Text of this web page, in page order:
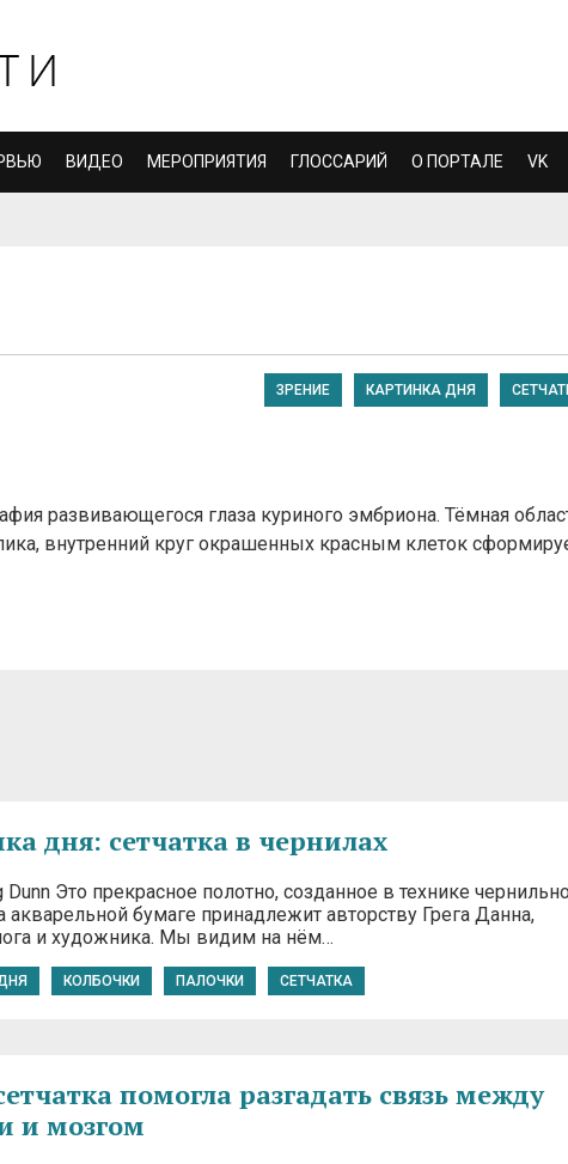
ВИДЕО МЕРОПРИЯТИЯ ГЛОССАРИЙ О ПОРТАЛЕ VK
ЗРЕНИЕ КАРТИНКА ДНЯ
развивающегося глаза куриного эмбриона. Тёмная
внутренний круг окрашенных красным клеток
дня: сетчатка в чернилах
Dunn Это прекрасное полотно, созданное в технике
акварельной бумаге принадлежит авторству Грега Данна,
и художника. Мы видим на нём…
КОЛБОЧКИ ПАЛОЧКИ СЕТЧАТКА
помогла разгадать связь между
и мозгом